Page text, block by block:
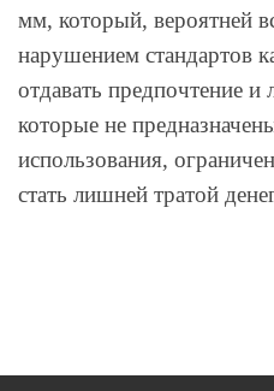
мм, который, вероятней
нарушением стандартов
отдавать предпочтение и
которые не
использования,
стать лишней тратой